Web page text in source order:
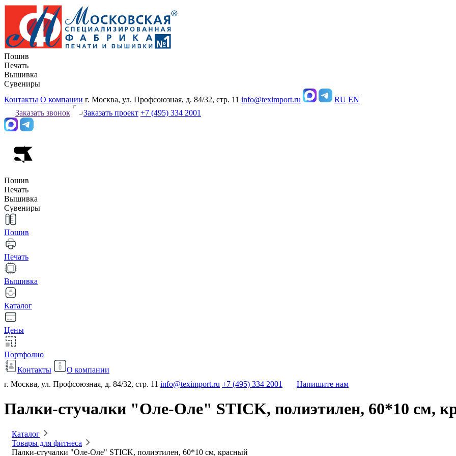
Пошив
Печать
Вышивка
Сувениры
Контакты О компании г. Москва, ул. Профсоюзная, д. 84/32, стр. 11 info@teximport.ru RU EN
Заказать звонок
Заказать проект +7 (495) 334 2001
Пошив
Печать
Вышивка
Сувениры
Пошив
Печать
Вышивка
Каталог
Цены
Портфолио
Контакты
О компании
г. Москва, ул. Профсоюзная, д. 84/32, стр. 11 info@teximport.ru +7 (495) 334 2001 Напишите нам
Палки-стучалки "Оле-Оле" STICK, полиэтилен, 60*10 см,
Каталог
Товары для фитнеса
Палки-стучалки "Оле-Оле" STICK, полиэтилен, 60*10 см, красный